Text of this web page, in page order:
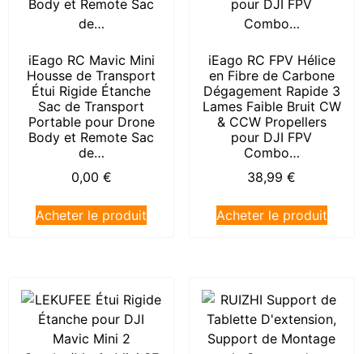
iEago RC Mavic Mini
Housse de Transport
Étui Rigide Étanche
Sac de Transport
Portable pour Drone
Body et Remote Sac
de…
0,00 €
Acheter le produit
iEago RC FPV Hélice
en Fibre de Carbone
Dégagement Rapide 3
Lames Faible Bruit CW
& CCW Propellers
pour DJI FPV
Combo…
38,99€
Acheter le produit